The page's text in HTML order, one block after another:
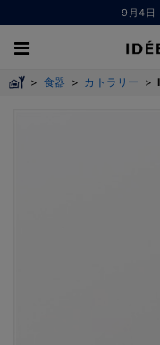
9月4日
> 食器 > カトラリー >